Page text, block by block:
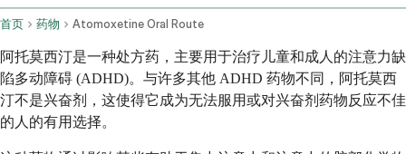
首页 药物 Atomoxetine Oral Route
阿托莫西汀是一种处方药，主要用于治疗儿童和成人的注意力缺
陷多动障碍 (ADHD)。与许多其他 ADHD 药物不同，阿托莫西
汀不是兴奋剂，这使得它成为无法服用或对兴奋剂药物反应不佳
的人的有用选择。